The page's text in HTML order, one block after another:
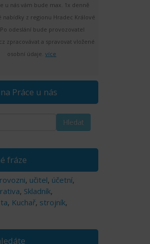
u nás vám bude max. 1x denně
nabídky z regionu Hradec Králové
odeslání bude provozovatel
zpracovávat a spravovat vložené
osobní údaje.více
Práce u nás
fráze
, učitel, účetní,
, Skladník,
, Kuchař, strojník,